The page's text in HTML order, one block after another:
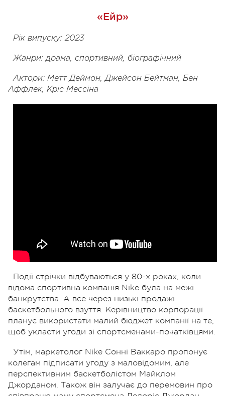
«Ейр»
Рік випуску: 2023
Жанри: драма, спортивний, біографічний
Актори: Метт Деймон, Джейсон Бейтман, Бен
Аффлек, Кріс Мессіна
Події стрічки відбуваються у 80-х роках, коли
відома спортивна компанія Nike була на межі
банкрутства. А все через низькі продажі
баскетбольного взуття. Керівництво корпорації
планує використати малий бюджет компанії на те,
щоб укласти угоди зі спортсменами-початківцями.
Утім, маркетолог Nike Сонні Ваккаро пропонує
колегам підписати угоду з маловідомим, але
перспективним баскетболістом Майклом
Джорданом. Також він залучає до перемовин про